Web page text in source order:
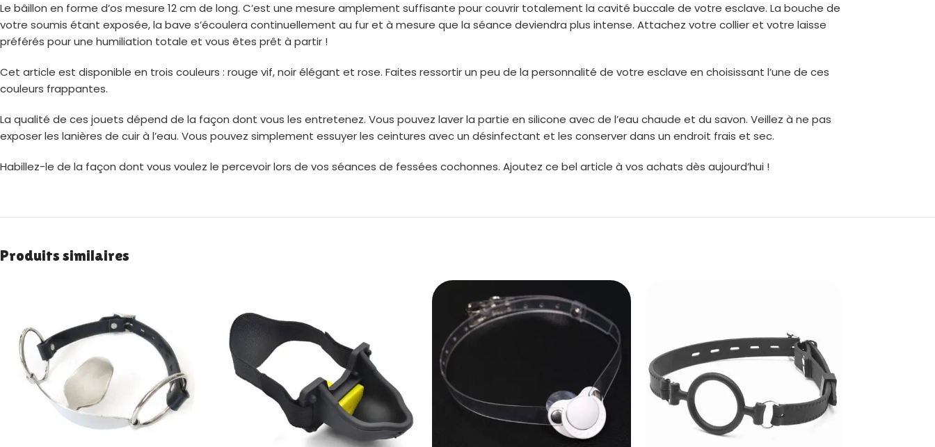
Le bâillon en forme d’os mesure 12 cm de long. C’est une mesure amplement suffisante pour couvrir totalement la cavité buccale de votre esclave. La bouche de
votre soumis étant exposée, la bave s’écoulera continuellement au fur et à mesure que la séance deviendra plus intense. Attachez votre collier et votre laisse
préférés pour une humiliation totale et vous êtes prêt à partir !
Cet article est disponible en trois couleurs : rouge vif, noir élégant et rose. Faites ressortir un peu de la personnalité de votre esclave en choisissant l’une de ces
couleurs frappantes.
La qualité de ces jouets dépend de la façon dont vous les entretenez. Vous pouvez laver la partie en silicone avec de l’eau chaude et du savon. Veillez à ne pas
exposer les lanières de cuir à l’eau. Vous pouvez simplement essuyer les ceintures avec un désinfectant et les conserver dans un endroit frais et sec.
Habillez-le de la façon dont vous voulez le percevoir lors de vos séances de fessées cochonnes. Ajoutez ce bel article à vos achats dès aujourd’hui !
Produits similaires